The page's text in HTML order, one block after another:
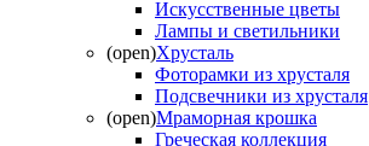
Искусственные цветы
Лампы и светильники
(open)Хрусталь
Фоторамки из хрусталя
Подсвечники из хрусталя
(open)Мраморная крошка
Греческая коллекция